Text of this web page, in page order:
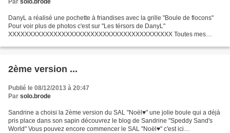
Par solo.brode
DanyL a réalisé une pochette à friandises avec la grille "Boule de flocons"
Pour voir plus de photos c'est sur "Les térsors de DanyL"
XXXXXXXXXXXXXXXXXXXXXXXXXXXXXXXXXXXXXXXX Toutes mes
2ème version ...
Publié le 08/12/2013 à 20:47
Par solo.brode
Sandrine a choisi la 2ème version du SAL "Noël♥" une jolie boule qui a déjà
pris place dans son sapin découvrez le blog de Sandrine "Speddy Sand's
World" Vous pouvez encore commencer le SAL "Noël♥" c'est ici